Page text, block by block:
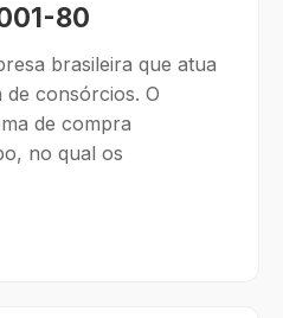
80
brasileira que atua
consórcios. O
de compra
no qual os